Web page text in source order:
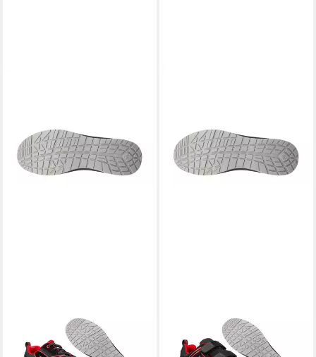
Sicherheitsschuh S3L ESD
Sicherheitsschuh
LOW Sicherheitsschuh S1
ESD Sicherheitsschuh